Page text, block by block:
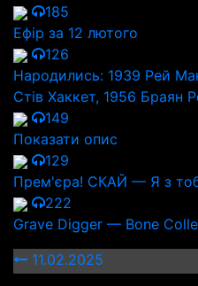
185
Ефір за 12 лютого
126
Народились: 1939 Рей
Стів Хаккет, 1956 Браян
149
Показати опис
129
Прем'єра! СКАЙ — Я з
222
Grave Digger — Bone
11.02.2025